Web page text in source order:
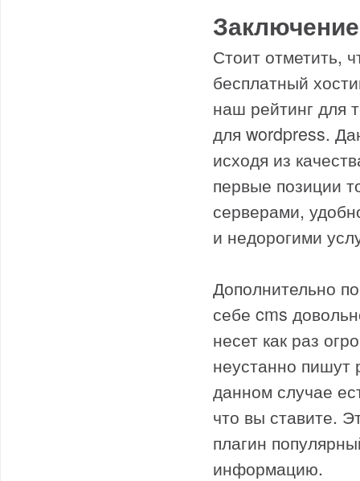
Заключение
Стоит отметить,
бесплатный
наш рейтинг для
для wordpress.
исходя из
первые позиции
серверами,
и недорогими
Дополнительно
себе cms
несет как раз
неустанно пишут
данном случае
что вы ставите.
плагин
информацию.